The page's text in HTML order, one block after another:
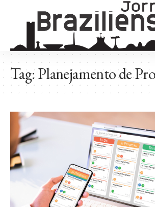
Tag:Planejamento de